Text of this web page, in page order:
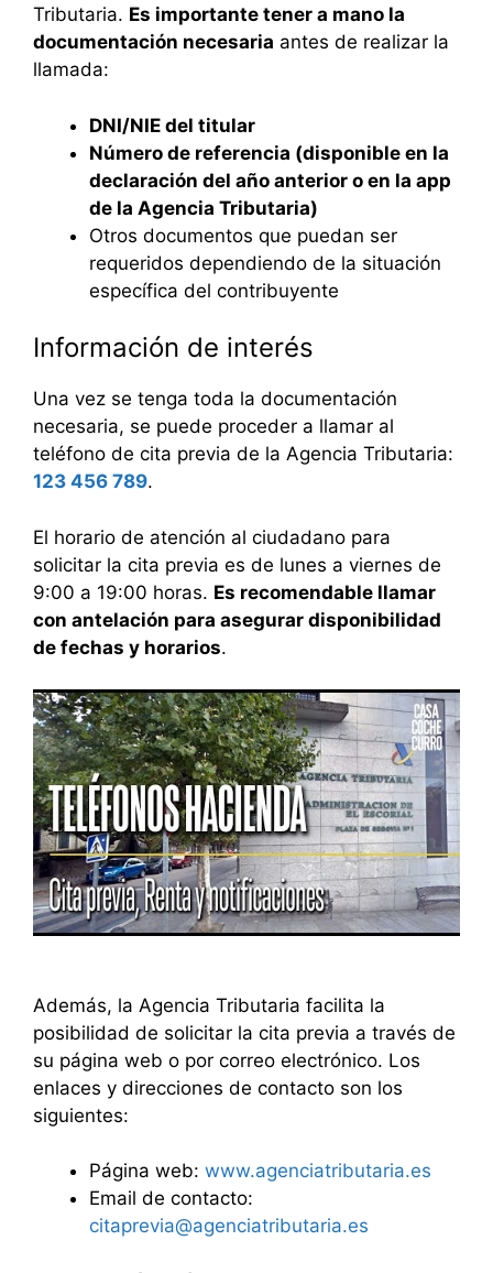
Tributaria. Es importante tener a mano la
documentación necesaria antes de realizar la
llamada:
DNI/NIE del titular
Número de referencia (disponible en la
declaración del año anterior o en la app
de la Agencia Tributaria)
Otros documentos que puedan ser
requeridos dependiendo de la situación
específica del contribuyente
Información de interés
Una vez se tenga toda la documentación
necesaria, se puede proceder a llamar al
teléfono de cita previa de la Agencia Tributaria:
123 456 789.
El horario de atención al ciudadano para
solicitar la cita previa es de lunes a viernes de
9:00 a 19:00 horas. Es recomendable llamar
con antelación para asegurar disponibilidad
de fechas y horarios.
Además, la Agencia Tributaria facilita la
posibilidad de solicitar la cita previa a través de
su página web o por correo electrónico. Los
enlaces y direcciones de contacto son los
siguientes:
Página web: www.agenciatributaria.es
Email de contacto:
citaprevia@agenciatributaria.es